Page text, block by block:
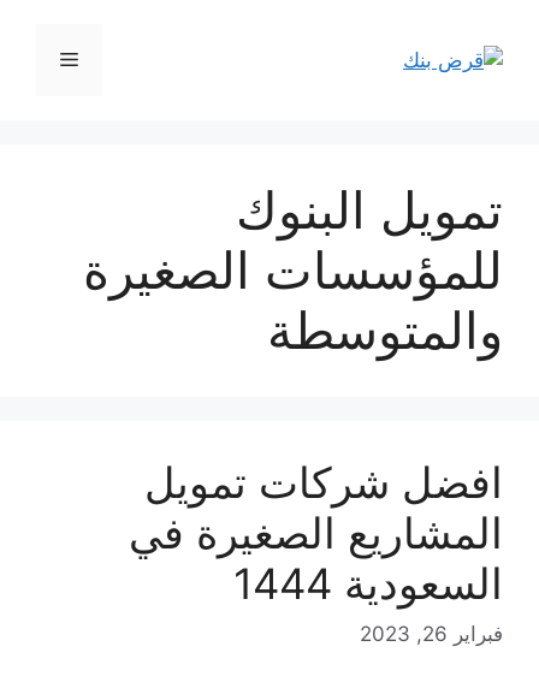
المحتوى
القائمة
تمويل البنوك
للمؤسسات الصغيرة
والمتوسطة
افضل شركات تمويل
المشاريع الصغيرة في
السعودية 1444
فبراير 26, 2023